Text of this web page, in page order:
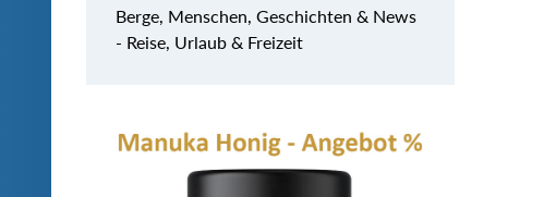
Berge, Menschen, Geschichten & News
- Reise, Urlaub & Freizeit